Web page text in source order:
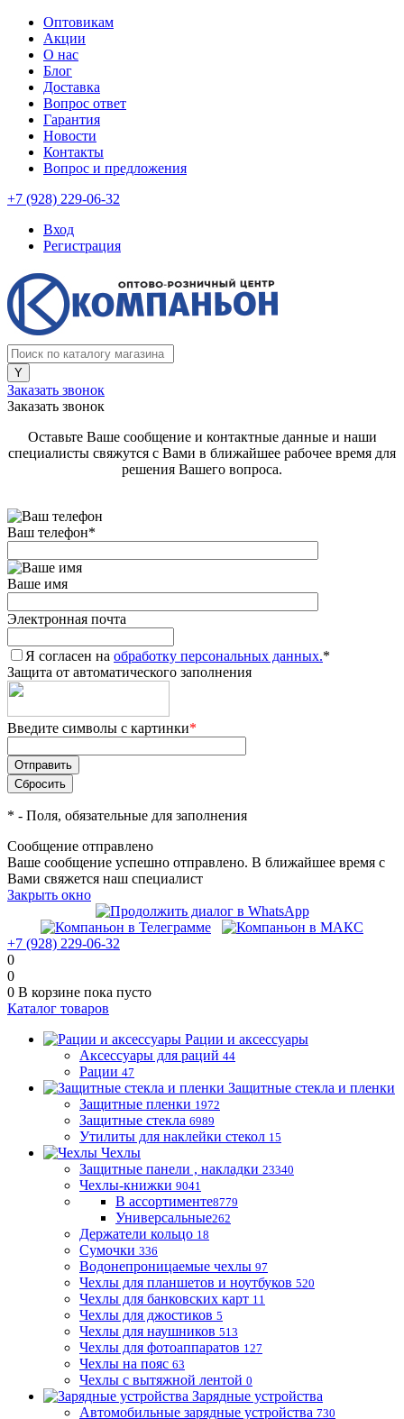
Оптовикам
Акции
О нас
Блог
Доставка
Вопрос ответ
Гарантия
Новости
Контакты
Вопрос и предложения
+7 (928) 229-06-32
Вход
Регистрация
Заказать звонок
Заказать звонок
Оставьте Ваше сообщение и контактные данные и наши
специалисты свяжутся с Вами в ближайшее рабочее время для
решения Вашего вопроса.
Ваш телефон*
Ваше имя
Электронная почта
Я согласен на обработку персональных данных.*
Защита от автоматического заполнения
Введите символы с картинки*
* - Поля, обязательные для заполнения
Сообщение отправлено
Ваше сообщение успешно отправлено. В ближайшее время с
Вами свяжется наш специалист
Закрыть окно
+7 (928) 229-06-32
0
0
0 В корзине пока пусто
Каталог товаров
Рации и аксессуары
Аксессуары для раций 44
Рации 47
Защитные стекла и пленки
Защитные пленки 1972
Защитные стекла 6989
Утилиты для наклейки стекол 15
Чехлы
Защитные панели , накладки 23340
Чехлы-книжки 9041
В ассортименте8779
Универсальные262
Держатели кольцо 18
Сумочки 336
Водонепроницаемые чехлы 97
Чехлы для планшетов и ноутбуков 520
Чехлы для банковских карт 11
Чехлы для джостиков 5
Чехлы для наушников 513
Чехлы для фотоаппаратов 127
Чехлы на пояс 63
Чехлы с вытяжной лентой 0
Зарядные устройства
Автомобильные зарядные устройства 730